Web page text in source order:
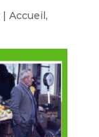
| Accueil,